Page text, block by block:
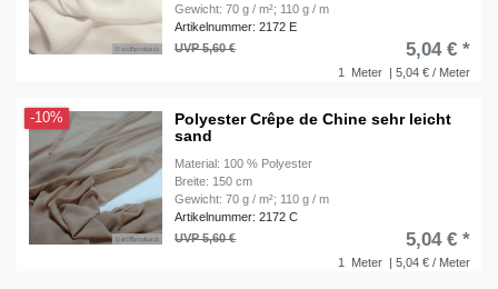
Gewicht: 70 g / m²; 110 g / m
Artikelnummer: 2172 E
1 Meter | 5,04 € / Meter
UVP 5,60 € 5,04 € *
-10%
Polyester Crêpe de Chine sehr leicht
sand
Material: 100 % Polyester
Breite: 150 cm
Gewicht: 70 g / m²; 110 g / m
Artikelnummer: 2172 C
1 Meter | 5,04 € / Meter
UVP 5,60 € 5,04 € *